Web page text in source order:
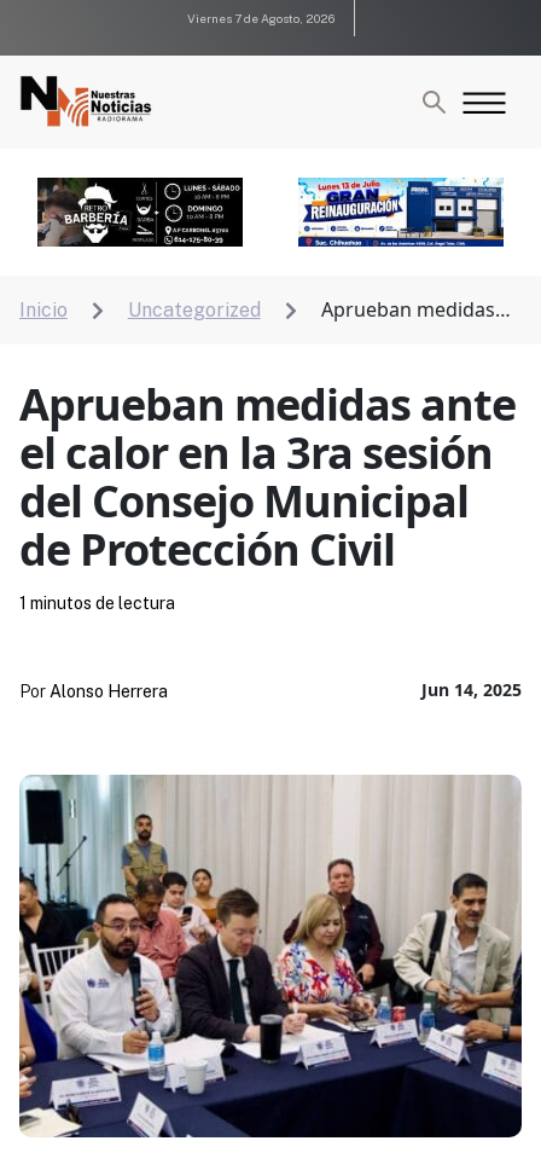
Viernes 7 de Agosto, 2026
Inicio  Uncategorized 
Aprueban medidas
Aprueban medidas ante
el calor en la 3ra sesión
del Consejo Municipal
de Protección Civil
Jun 14, 2025
Por Alonso Herrera
1 minutos de lectura